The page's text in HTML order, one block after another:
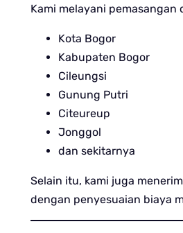
Kami melayani pemasangan
Kota Bogor
Kabupaten Bogor
Cileungsi
Gunung Putri
Citeureup
Jonggol
dan sekitarnya
Selain itu, kami juga
dengan penyesuaian biaya